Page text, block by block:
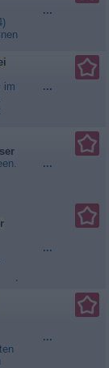
...
im
...
...
...
...